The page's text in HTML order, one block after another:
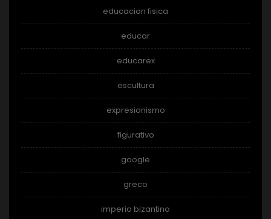
educacion fisica
educar
educarex
escultura
expresionismo
figurativo
google
greco
imperio bizantino